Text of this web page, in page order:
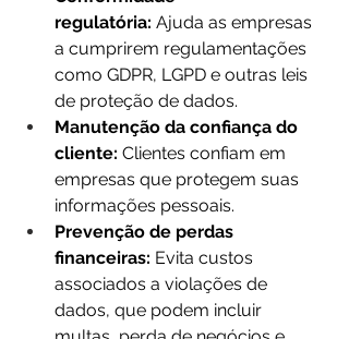
regulatória: Ajuda as empresas
a cumprirem regulamentações
como GDPR, LGPD e outras leis
de proteção de dados.
Manutenção da confiança do
cliente: Clientes confiam em
empresas que protegem suas
informações pessoais.
Prevenção de perdas
financeiras: Evita custos
associados a violações de
dados, que podem incluir